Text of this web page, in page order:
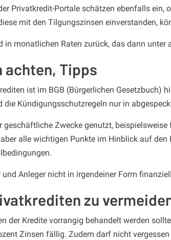
Privatkredit-Portale schätzen ebenfalls
mit den Tilgungszinsen einverstanden,
in monatlichen Raten zurück, das dann unter
achten, Tipps
ist im BGB (Bürgerlichen Gesetzbuch)
Kündigungsschutzregeln nur in
geschäftliche Zwecke genutzt,
alle wichtigen Punkte im Hinblick auf
Anleger nicht in irgendeiner Form
zu
der Kredite vorrangig behandelt werden
Zinsen fällig. Zudem darf nicht